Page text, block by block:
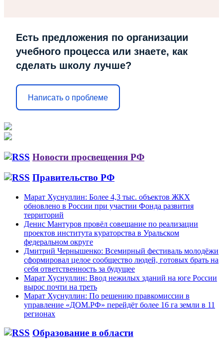
Есть предложения по организации
учебного процесса или знаете, как
сделать школу лучше?
Написать о проблеме
Новости просвещения РФ
Правительство РФ
Марат Хуснуллин: Более 4,3 тыс. объектов ЖКХ
обновлено в России при участии Фонда развития
территорий
Денис Мантуров провёл совещание по реализации
проектов института кураторства в Уральском
федеральном округе
Дмитрий Чернышенко: Всемирный фестиваль молодёжи
сформировал целое сообщество людей, готовых брать на
себя ответственность за будущее
Марат Хуснуллин: Ввод нежилых зданий на юге России
вырос почти на треть
Марат Хуснуллин: По решению правкомиссии в
управление «ДОМ.РФ» перейдёт более 16 га земли в 11
регионах
Образование в области